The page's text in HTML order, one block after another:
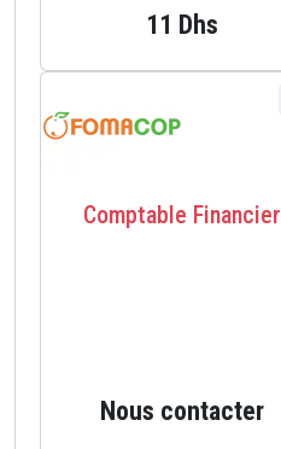
11 Dhs
Comptable Financier
Nous contacter